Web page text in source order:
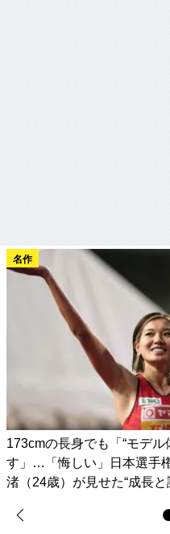
名作
173cmの長身でも「“モデ
す」…「悔しい」日本選手
渚（24歳）が見せた“成長と